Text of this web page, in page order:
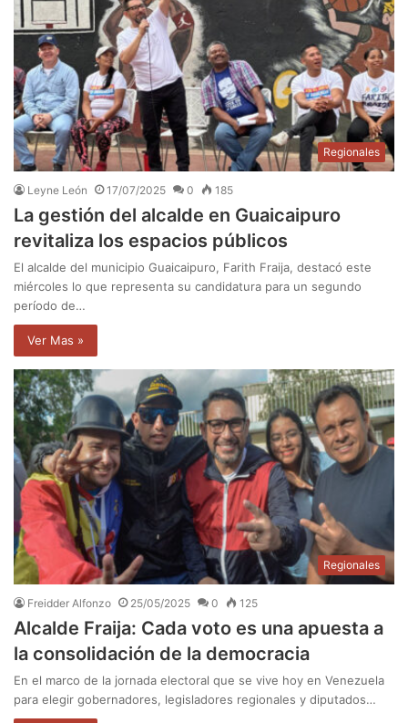
Regionales
Leyne León 17/07/2025 0 185
La gestión del alcalde en Guaicaipuro
revitaliza los espacios públicos
El alcalde del municipio Guaicaipuro, Farith Fraija, destacó este
miércoles lo que representa su candidatura para un segundo
período de…
Ver Mas »
Regionales
Freidder Alfonzo 25/05/2025 0 125
Alcalde Fraija: Cada voto es una apuesta a
la consolidación de la democracia
En el marco de la jornada electoral que se vive hoy en Venezuela
para elegir gobernadores, legisladores regionales y diputados…